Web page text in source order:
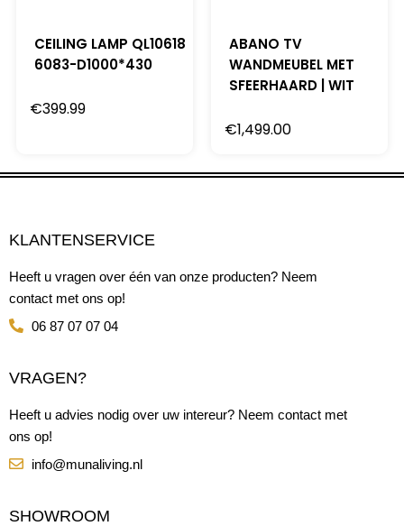
CEILING LAMP QL10618
6083-D1000*430
€399.99
ABANO TV
WANDMEUBEL MET
SFEERHAARD | WIT
€1,499.00
KLANTENSERVICE
Heeft u vragen over één van onze producten? Neem
contact met ons op!
06 87 07 07 04
VRAGEN?
Heeft u advies nodig over uw intereur? Neem contact met
ons op!
info@munaliving.nl
SHOWROOM